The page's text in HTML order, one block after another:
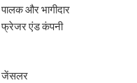
पालक और भागीदार
फ्रेजर एंड कंपनी
जेंसलर